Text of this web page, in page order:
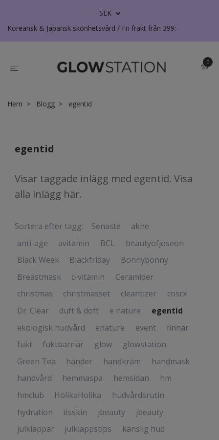
SEK
Koreansk & Japansk skönhetsvård / Fri frakt från 399:-
0
Hem Blogg egentid
egentid
Visar taggade inlägg med egentid. Visa
alla inlägg här.
Sortera efter tagg: Senaste
akne
anti-age
avitamin BCL
beautyofjoseon
Black Week
Blackfriday
Bonnybonny
Breastmask
c-vitamin
Ceramider
christmas
christmasset cleantizer
cosrx
Dr. Clear
duft & doft e nature
egentid
ekologisk hudvård
enature event
finnar
fukt
fuktbarriär glow
glowstation
Green Tea
händer handkräm
handmask
handvård
hemmaspa hemsidan
hm
hmclub
HolikaHolika
hudvårdsrutin
hydration
itsskin jbeauty
jbeauty
julklappar
julklappstips
känslig hud